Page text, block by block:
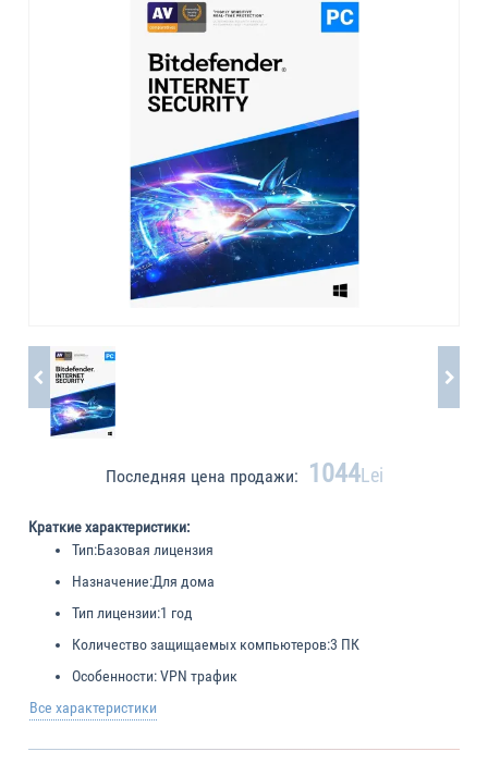
Последняя цена продажи: 1044Lei
Краткие характеристики:
Тип:Базовая лицензия
Назначение:Для дома
Тип лицензии:1 год
Количество защищаемых компьютеров:3 ПК
Особенности:VPN трафик
Все характеристики